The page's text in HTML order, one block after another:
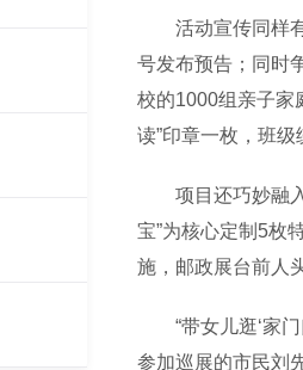
活动宣传同样有
号发布预告；同时
校的1000组亲子家
读”印章一枚，班
项目还巧妙融入
宝”为核心定制5枚
施，邮政展台前人
“带女儿逛‘家门
参加巡展的市民刘